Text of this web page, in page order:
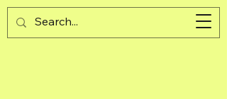
Guijad